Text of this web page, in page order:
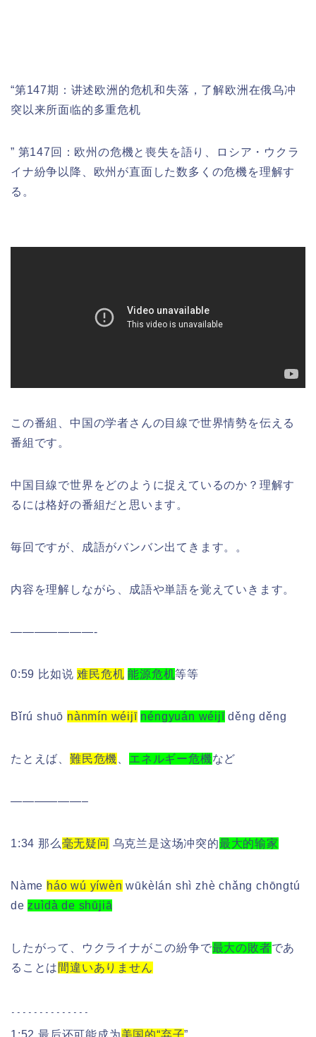
“第147期： 讲述欧洲的危机和失落，了解欧洲在俄乌冲
突以来所面临的多重危机
” 第147回：欧州の危機と喪失を語り、ロシア・ウクラ
イナ紛争以降、欧州が直面した数多くの危機を理解す
る。
この番組、中国の学者さんの目線で世界情勢を伝える
番組です。
中国目線で世界をどのように捉えているのか？理解す
るには格好の番組だと思います。
毎回ですが、成語がバンバン出てきます。。
内容を理解しながら、成語や単語を覚えていきます。
———————-
0:59 比如说难民危机 能源危机等等
Bǐrú shuō nànmín wéijī néngyuán wéijīděng děng
たとえば、 難民危機 エネルギー危機など
——————–
1:34 那么毫无疑问 乌克兰是这场冲突的最大的输家
Nàme háo wú yíwèn wūkèlán shì zhè chǎng chōngtú
de zuìdà de shūjiā
したがって、ウクライナがこの紛争で最大の敗者であ
ることは 間違いありません
--------------